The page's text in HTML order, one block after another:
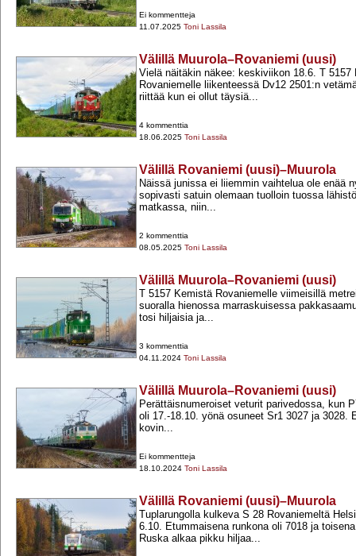
Ei kommentteja
11.07.2025 Toni Lassila
Välillä Muurola–Rovaniemi (uusi)
Vielä näitäkin näkee: keskiviikon 18.6. T 5157
Rovaniemelle liikenteessä Dv12 2501:n
riittää kun ei ollut täysiä...
4 kommenttia
18.06.2025 Toni Lassila
Välillä Rovaniemi (uusi)–Muurola
Näissä junissa ei liiemmin vaihtelua ole enää
sopivasti satuin olemaan tuolloin tuossa
matkassa, niin...
2 kommenttia
08.05.2025 Toni Lassila
Välillä Muurola–Rovaniemi (uusi)
T 5157 Kemistä Rovaniemelle viimeisillä
suoralla hienossa marraskuisessa
tosi hiljaisia ja...
3 kommenttia
04.11.2024 Toni Lassila
Välillä Muurola–Rovaniemi (uusi)
Perättäisnumeroiset veturit parivedossa, kun
oli 17.-​18.10. yönä osuneet Sr1 3027 ja 3028.
kovin...
Ei kommentteja
18.10.2024 Toni Lassila
Välillä Rovaniemi (uusi)–Muurola
Tuplarungolla kulkeva S 28 Rovaniemeltä
6.10. Etummaisena runkona oli 7018 ja
Ruska alkaa pikku hiljaa...